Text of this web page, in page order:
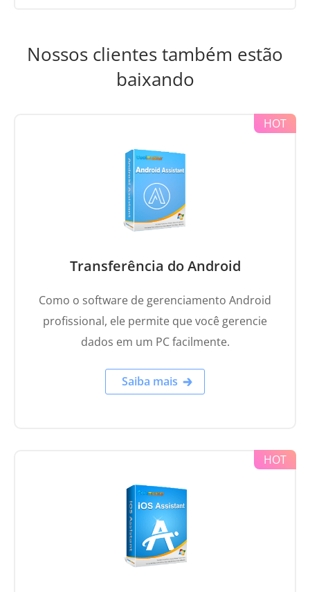
Nossos clientes também estão
baixando
Transferência do Android
Como o software de gerenciamento Android
profissional, ele permite que você gerencie
dados em um PC facilmente.
Saiba mais